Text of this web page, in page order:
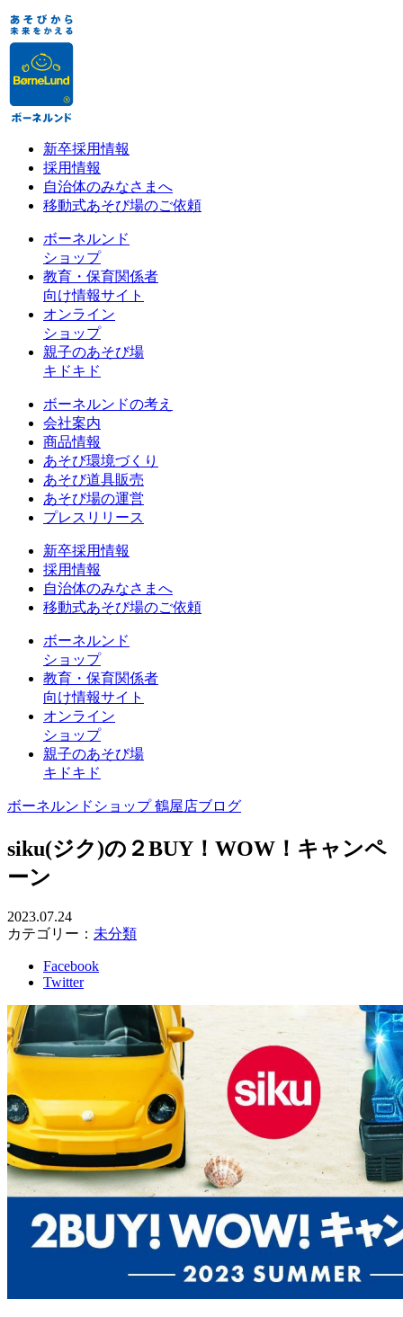
新卒採用情報
採用情報
自治体のみなさまへ
移動式あそび場のご依頼
ボーネルンド
ショップ
教育・保育関係者
向け情報サイト
オンライン
ショップ
親子のあそび場
キドキド
ボーネルンドの考え
会社案内
商品情報
あそび環境づくり
あそび道具販売
あそび場の運営
プレスリリース
新卒採用情報
採用情報
自治体のみなさまへ
移動式あそび場のご依頼
ボーネルンド
ショップ
教育・保育関係者
向け情報サイト
オンライン
ショップ
親子のあそび場
キドキド
ボーネルンドショップ 鶴屋店ブログ
siku(ジク)の２BUY！WOW！キャンペ
ーン
2023.07.24
カテゴリー： 未分類
Facebook
Twitter